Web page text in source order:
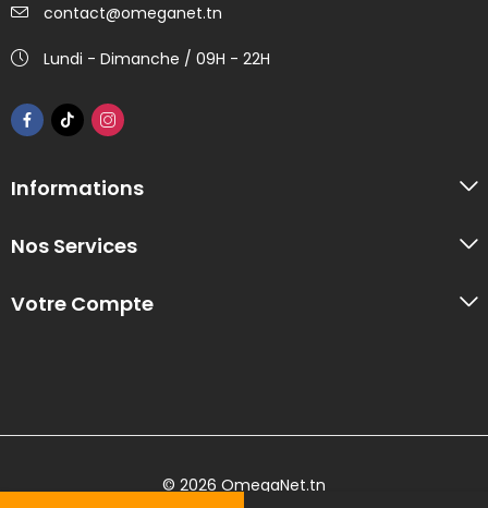
contact@omeganet.tn
Lundi - Dimanche / 09H - 22H
Informations
Nos Services
Votre Compte
© 2026 OmegaNet.tn